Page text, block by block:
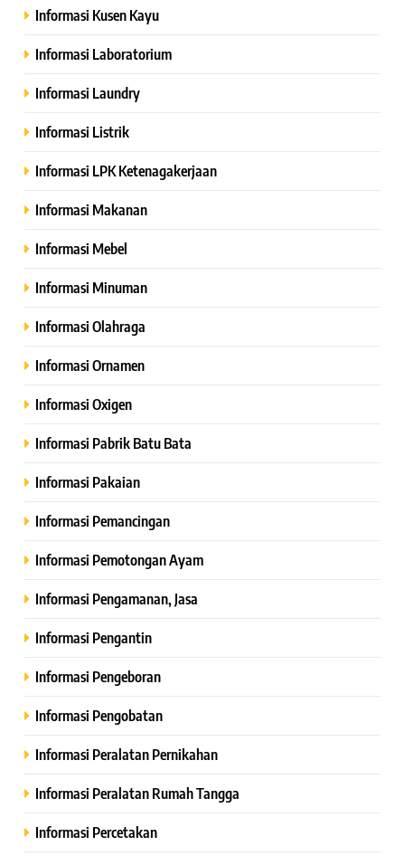
Informasi Kusen Kayu
Informasi Laboratorium
Informasi Laundry
Informasi Listrik
Informasi LPK Ketenagakerjaan
Informasi Makanan
Informasi Mebel
Informasi Minuman
Informasi Olahraga
Informasi Ornamen
Informasi Oxigen
Informasi Pabrik Batu Bata
Informasi Pakaian
Informasi Pemancingan
Informasi Pemotongan Ayam
Informasi Pengamanan, Jasa
Informasi Pengantin
Informasi Pengeboran
Informasi Pengobatan
Informasi Peralatan Pernikahan
Informasi Peralatan Rumah Tangga
Informasi Percetakan